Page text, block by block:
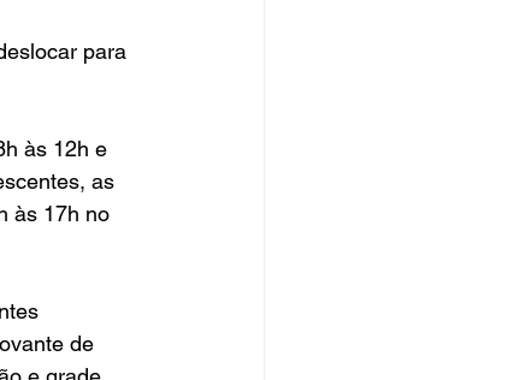
para
às 12h e
as
às 17h no
de